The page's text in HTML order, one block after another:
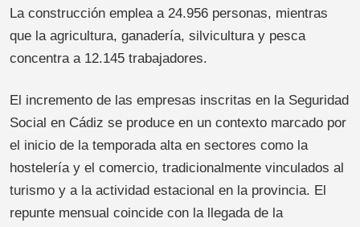
La construcción emplea a 24.956 personas, mientras
que la agricultura, ganadería, silvicultura y pesca
concentra a 12.145 trabajadores.
El incremento de las empresas inscritas en la Seguridad
Social en Cádiz se produce en un contexto marcado por
el inicio de la temporada alta en sectores como la
hostelería y el comercio, tradicionalmente vinculados al
turismo y a la actividad estacional en la provincia. El
repunte mensual coincide con la llegada de la